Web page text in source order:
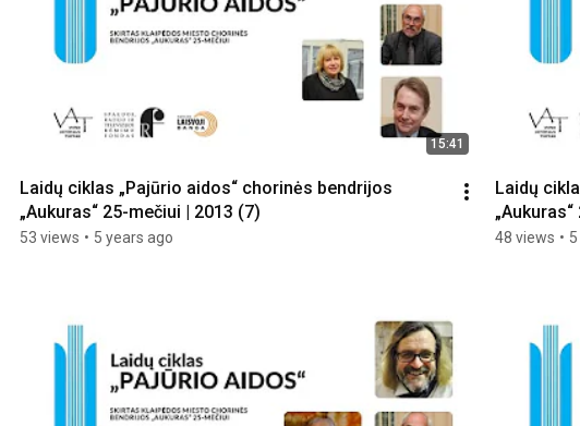
15:41
Laidų ciklas „Pajūrio aidos“ chorinės bendrijos
„Aukuras“ 25-mečiui | 2013 (7)
53 views • 5 years ago
Laidų
48 views •